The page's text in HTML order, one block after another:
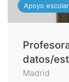
Apoyo
datos/
Madrid